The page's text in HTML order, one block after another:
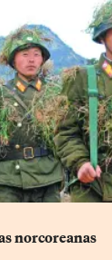
norcoreanas